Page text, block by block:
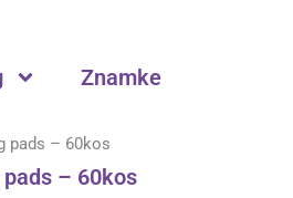
Znamke
pads – 60kos
– 60kos